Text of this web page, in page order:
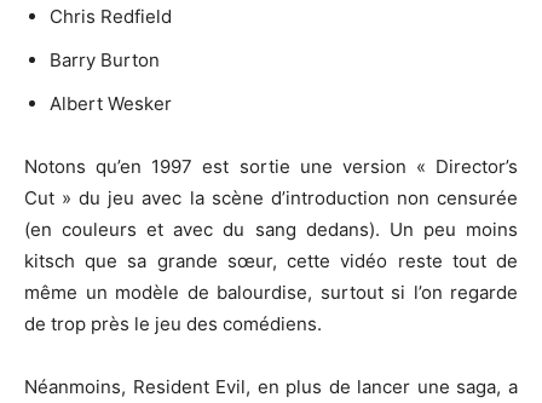
Chris Redfield
Barry Burton
Albert Wesker
Notons qu’en 1997 est sortie une version « Director’s
Cut » du jeu avec la scène d’introduction non censurée
(en couleurs et avec du sang dedans). Un peu moins
kitsch que sa grande sœur, cette vidéo reste tout de
même un modèle de balourdise, surtout si l’on regarde
de trop près le jeu des comédiens.
Néanmoins, Resident Evil, en plus de lancer une saga, a